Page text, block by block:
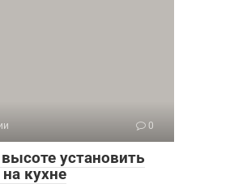
0
установить
кухне